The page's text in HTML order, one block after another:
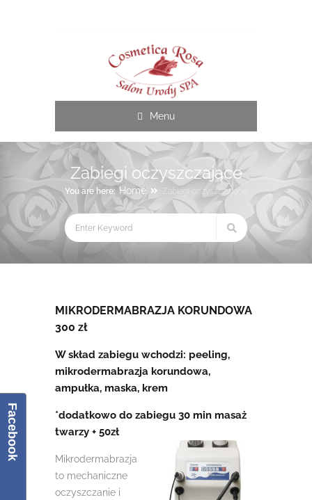
Menu
Zabiegi oczyszczające
You are here: Home Zabiegi oczyszczające
MIKRODERMABRAZJA KORUNDOWA
300 zł
W skład zabiegu wchodzi: peeling,
mikrodermabrazja korundowa,
ampułka, maska, krem
*dodatkowo do zabiegu 30 min masaż
twarzy + 50zł
Mikrodermabrazja
to mechaniczne
oczyszczanie i
Facebook